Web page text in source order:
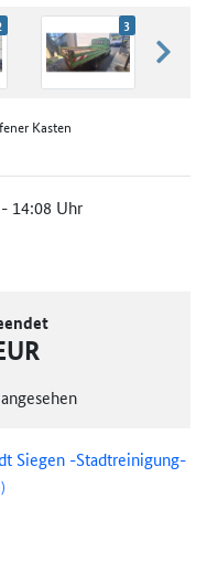
3
Kasten
14:08 Uhr
Siegen -Stadtreinigung-